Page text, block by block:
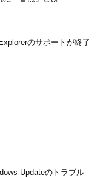
のサポートが終了
Updateのトラブル